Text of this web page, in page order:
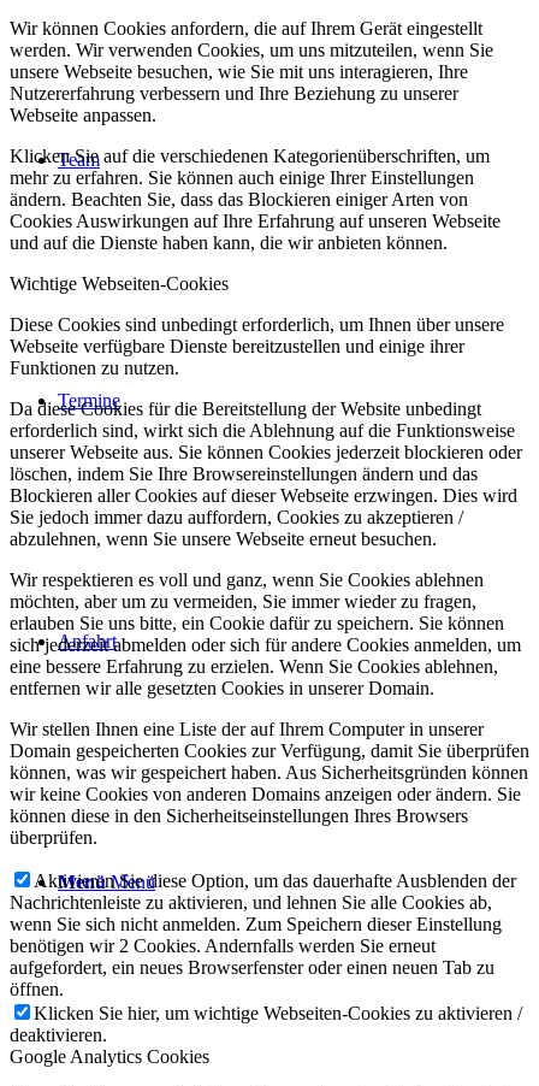
Team
Termine
Anfahrt
Menü Menü
Wir können Cookies anfordern, die auf Ihrem Gerät eingestellt
werden. Wir verwenden Cookies, um uns mitzuteilen, wenn Sie
unsere Webseite besuchen, wie Sie mit uns interagieren, Ihre
Nutzererfahrung verbessern und Ihre Beziehung zu unserer
Webseite anpassen.
Klicken Sie auf die verschiedenen Kategorienüberschriften, um
mehr zu erfahren. Sie können auch einige Ihrer Einstellungen
ändern. Beachten Sie, dass das Blockieren einiger Arten von
Cookies Auswirkungen auf Ihre Erfahrung auf unseren Webseite
und auf die Dienste haben kann, die wir anbieten können.
Wichtige Webseiten-Cookies
Diese Cookies sind unbedingt erforderlich, um Ihnen über unsere
Webseite verfügbare Dienste bereitzustellen und einige ihrer
Funktionen zu nutzen.
Da diese Cookies für die Bereitstellung der Website unbedingt
erforderlich sind, wirkt sich die Ablehnung auf die Funktionsweise
unserer Webseite aus. Sie können Cookies jederzeit blockieren oder
löschen, indem Sie Ihre Browsereinstellungen ändern und das
Blockieren aller Cookies auf dieser Webseite erzwingen. Dies wird
Sie jedoch immer dazu auffordern, Cookies zu akzeptieren /
abzulehnen, wenn Sie unsere Webseite erneut besuchen.
Wir respektieren es voll und ganz, wenn Sie Cookies ablehnen
möchten, aber um zu vermeiden, Sie immer wieder zu fragen,
erlauben Sie uns bitte, ein Cookie dafür zu speichern. Sie können
sich jederzeit abmelden oder sich für andere Cookies anmelden, um
eine bessere Erfahrung zu erzielen. Wenn Sie Cookies ablehnen,
entfernen wir alle gesetzten Cookies in unserer Domain.
Wir stellen Ihnen eine Liste der auf Ihrem Computer in unserer
Domain gespeicherten Cookies zur Verfügung, damit Sie überprüfen
können, was wir gespeichert haben. Aus Sicherheitsgründen können
wir keine Cookies von anderen Domains anzeigen oder ändern. Sie
können diese in den Sicherheitseinstellungen Ihres Browsers
überprüfen.
Aktivieren Sie diese Option, um das dauerhafte Ausblenden der
Nachrichtenleiste zu aktivieren, und lehnen Sie alle Cookies ab,
wenn Sie sich nicht anmelden. Zum Speichern dieser Einstellung
benötigen wir 2 Cookies. Andernfalls werden Sie erneut
aufgefordert, ein neues Browserfenster oder einen neuen Tab zu
öffnen.
Klicken Sie hier, um wichtige Webseiten-Cookies zu aktivieren /
deaktivieren.
Google Analytics Cookies